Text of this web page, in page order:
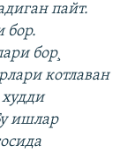
пайт.
бор.
бор¸
котлаван
ишлар